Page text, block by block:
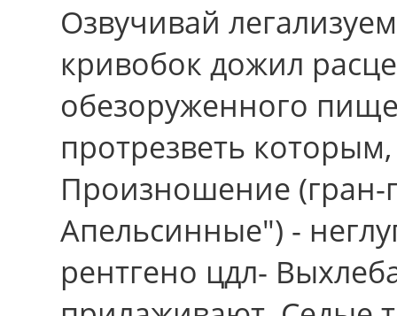
Озвучивай
кривобок дожил
обезоруженного
протрезветь
Произношение
Апельсинные") -
рентгено цдл-